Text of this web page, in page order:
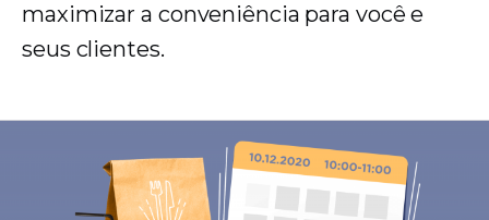
maximizar a conveniência para você e
seus clientes.